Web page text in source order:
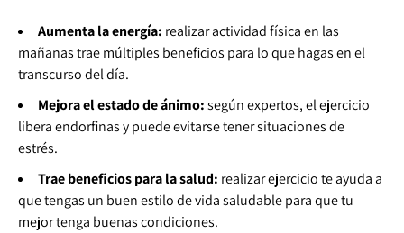
Aumenta la energía: realizar actividad física en las
mañanas trae múltiples beneficios para lo que hagas en el
transcurso del día.
Mejora el estado de ánimo:según expertos, el ejercicio
libera endorfinas y puede evitarse tener situaciones de
estrés.
Trae beneficios para la salud: realizar ejercicio te ayuda a
que tengas un buen estilo de vida saludable para que tu
mejor tenga buenas condiciones.